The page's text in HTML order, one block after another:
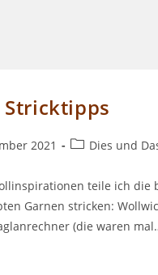
Stricktipps
2021
Beitrags-
Dies und
teile ich
Garnen stricken:
(die waren